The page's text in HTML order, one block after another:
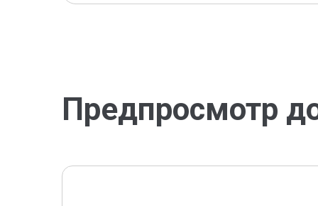
Предпросмотр